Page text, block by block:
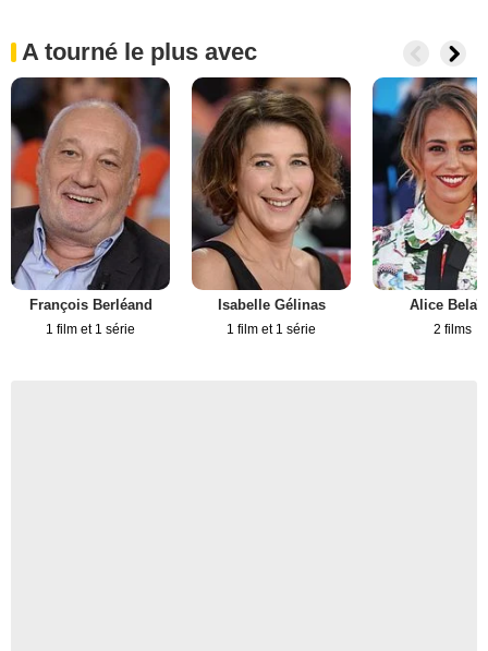
A tourné le plus avec
François Berléand
1 film et 1 série
Isabelle Gélinas
1 film et 1 série
Alice
2 films